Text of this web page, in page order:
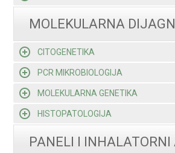
MOLEKULARNA
CITOGENETIKA
PCR MIKROBIOLOGIJA
MOLEKULARNA GENETIKA
HISTOPATOLOGIJA
PANELI I INHALATORNI